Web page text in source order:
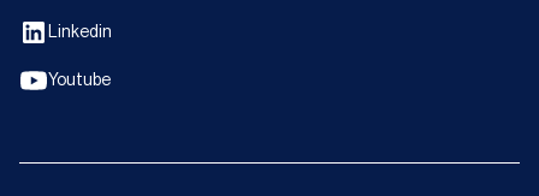
Linkedin
Youtube